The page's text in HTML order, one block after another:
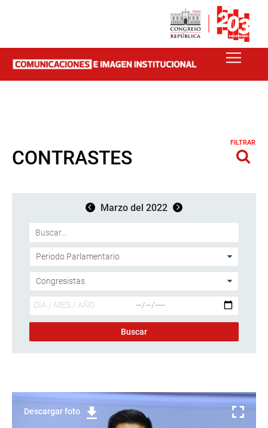
CONTRASTES
FILTRAR
Marzo del 2022
Descargar foto